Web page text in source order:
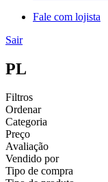
Fale com lojista
Sair
PL
Filtros
Ordenar
Categoria
Preço
Avaliação
Vendido por
Tipo de compra